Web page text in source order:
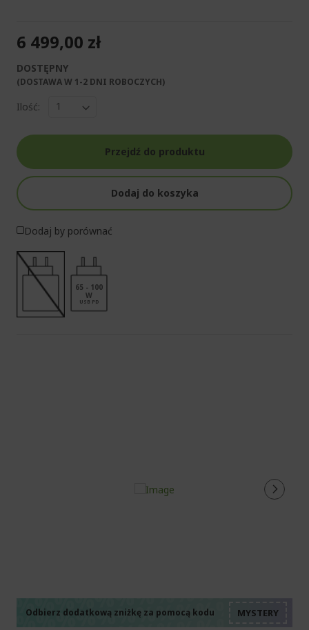
6 499,00 zł
DOSTĘPNY
(DOSTAWA W 1-2 DNI ROBOCZYCH)​
Ilość:
Przejdź do produktu
Dodaj do koszyka
Dodaj by porównać
65 - 100
W
USB PD
Odbierz dodatkową zniżkę za pomocą kodu